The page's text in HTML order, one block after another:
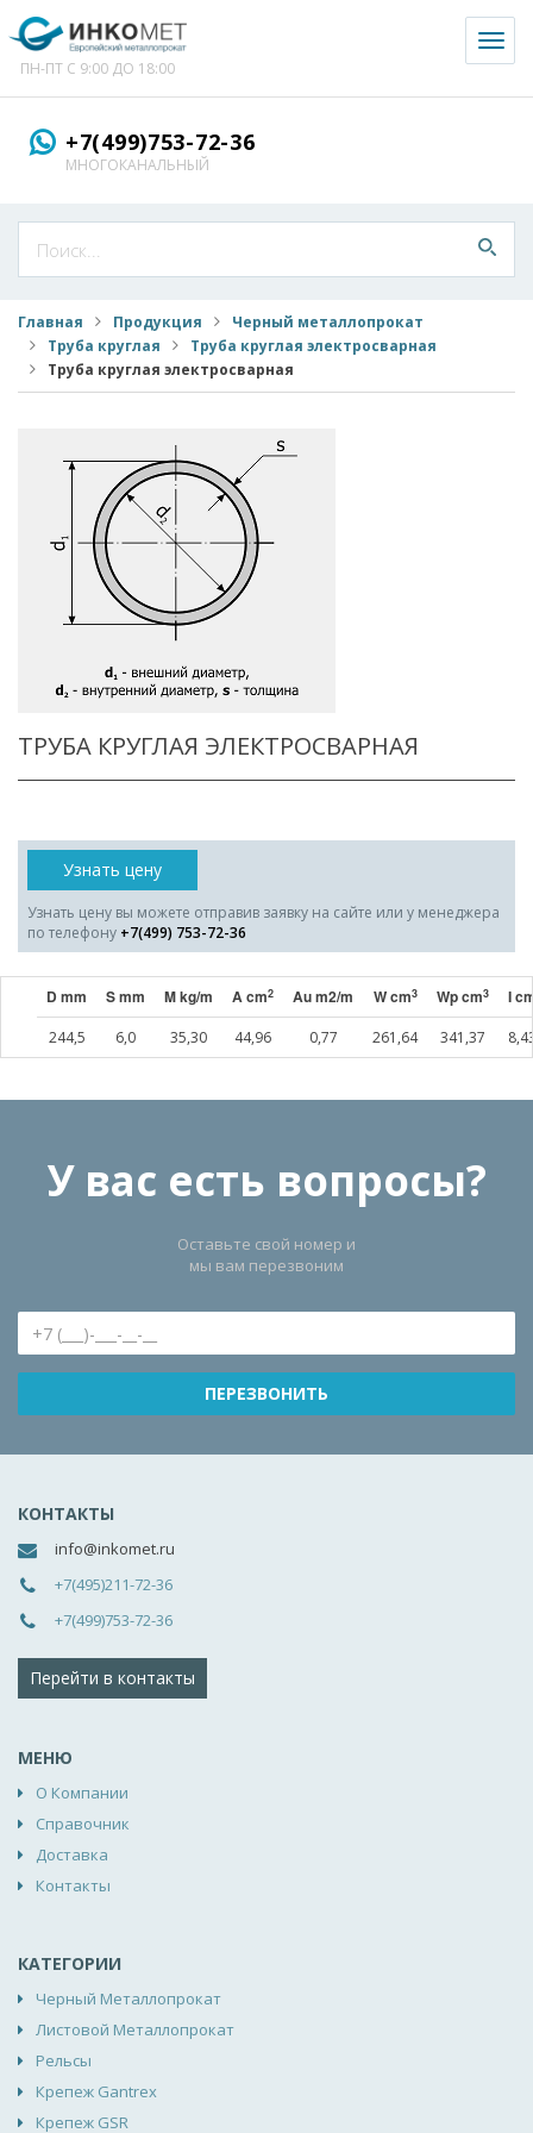
ПН-ПТ С 9:00 ДО 18:00
+7(499)753-72-36
МНОГОКАНАЛЬНЫЙ
Главная Продукция
Черный металлопрокат
Труба круглая
Труба круглая электросварная
Труба круглая электросварная
ТРУБА КРУГЛАЯ ЭЛЕКТРОСВАРНАЯ
Узнать цену
Узнать цену вы можете отправив заявку на сайте или у менеджера
по телефону +7(499) 753-72-36
D mm S mm M kg/m A cm2 Au m2/m W cm3 Wp cm3 I
244,5 6,0 35,30 44,96 0,77 261,64 341,37
У вас есть вопросы?
Оставьте свой номер и
мы вам перезвоним
КОНТАКТЫ
info@inkomet.ru
+7(495)211-72-36
+7(499)753-72-36
Перейти в контакты
МЕНЮ
О Компании
Справочник
Доставка
Контакты
КАТЕГОРИИ
Черный Металлопрокат
Листовой Металлопрокат
Рельсы
Крепеж Gantrex
Крепеж GSR